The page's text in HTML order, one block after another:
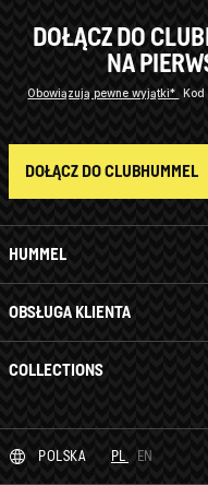
HUMMEL
OBSŁUGA KLIENTA
COLLECTIONS
DOŁĄCZ DO
NA
Obowiązują pewne wyjątki* Kod
DOŁĄCZ DO CLUBHUMMEL
POLSKA PL EN